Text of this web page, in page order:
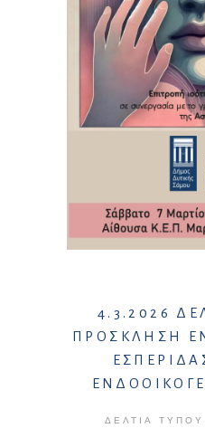
4.3.2026
ΠΡΟΣΚΛΗΣΗ
ΔΕΛΤΊΑ ΤΎΠΟΥ